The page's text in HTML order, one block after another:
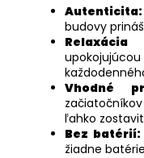
Autenticita:
budovy
Vhodné
ľahko
Bez batérií:
žiadne